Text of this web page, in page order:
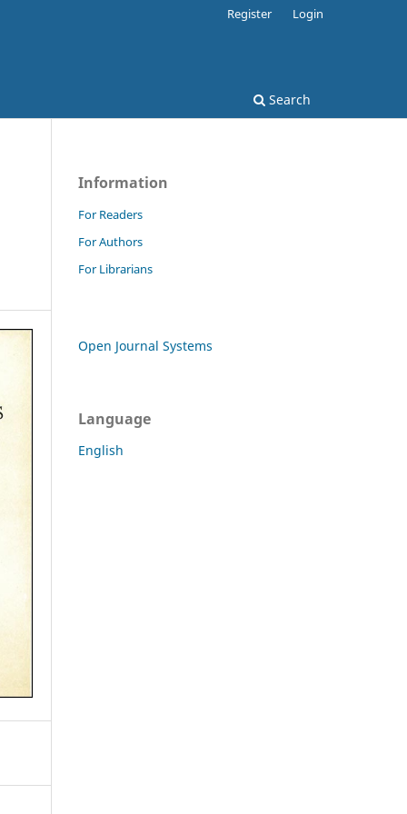
Search
Register Login
Information
For Readers
For Authors
For Librarians
Open Journal Systems
Language
English